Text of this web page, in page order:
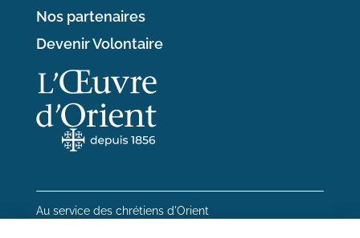
Nos partenaires
Devenir Volontaire
Au service des chrétiens d'Orient